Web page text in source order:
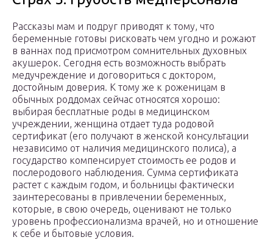
Рассказы мам и подруг приводят к тому, что
беременные готовы рисковать чем угодно и рожают
в ваннах под присмотром сомнительных духовных
акушерок. Сегодня есть возможность выбрать
медучреждение и договориться с доктором,
достойным доверия. К тому же к роженицам в
обычных роддомах сейчас относятся хорошо:
выбирая бесплатные роды в медицинском
учреждении, женщина отдает туда родовой
сертификат (его получают в женской консультации
независимо от наличия медицинского полиса), а
государство компенсирует стоимость ее родов и
послеродового наблюдения. Сумма сертификата
растет с каждым годом, и больницы фактически
заинтересованы в привлечении беременных,
которые, в свою очередь, оценивают не только
уровень профессионализма врачей, но и отношение
к себе и бытовые условия.